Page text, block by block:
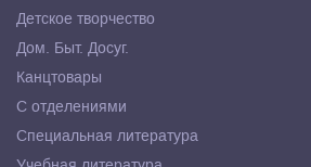
Детское творчество
Дом. Быт. Досуг.
Канцтовары
С отделениями
Специальная литература